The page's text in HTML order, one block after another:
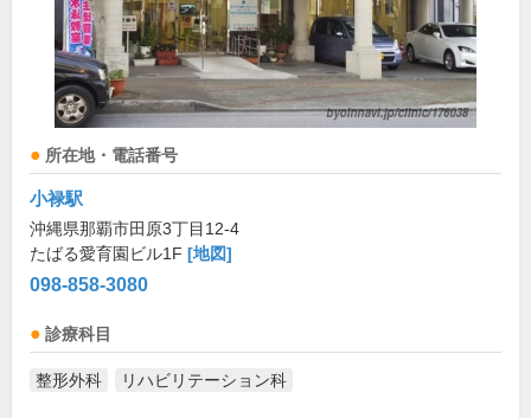
所在地・電話番号
小禄駅
沖縄県那覇市田原3丁目12-4
たばる愛育園ビル1F [地図]
098-858-3080
診療科目
整形外科 リハビリテーション科